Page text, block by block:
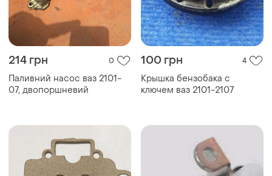
214 грн 0
Паливний насос ваз 2101-
07, двопоршневий
100 грн 4
Крышка бензобака с
ключем ваз 2101-2107